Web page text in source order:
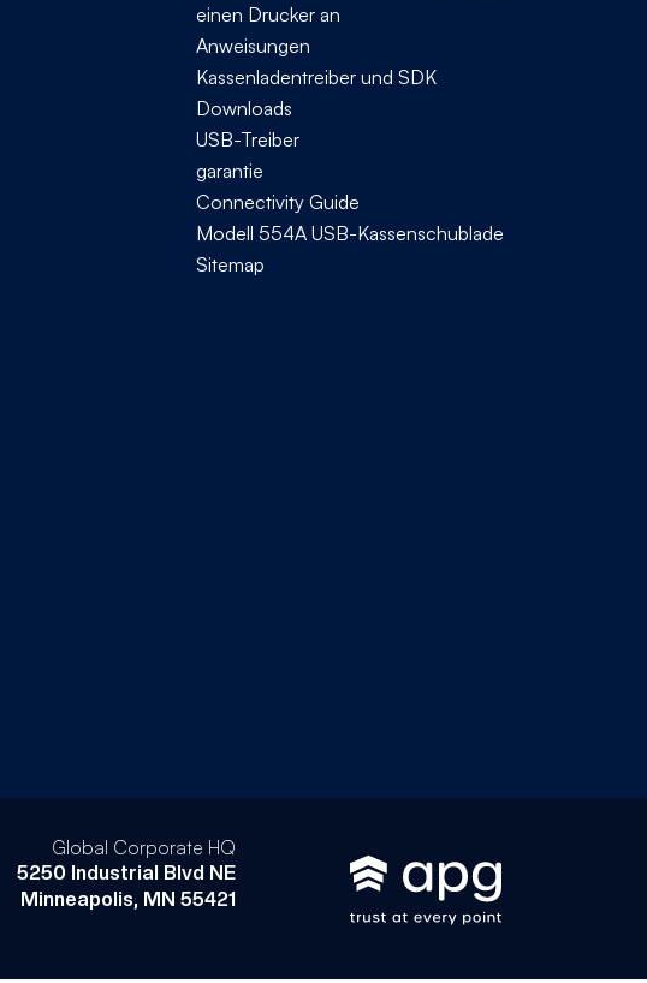
einen Drucker an
Anweisungen
Kassenladentreiber und SDK
Downloads
USB-Treiber
garantie
Connectivity Guide
Modell 554A USB-Kassenschublade
Sitemap
Global Corporate HQ
5250 Industrial Blvd NE
Minneapolis, MN 55421